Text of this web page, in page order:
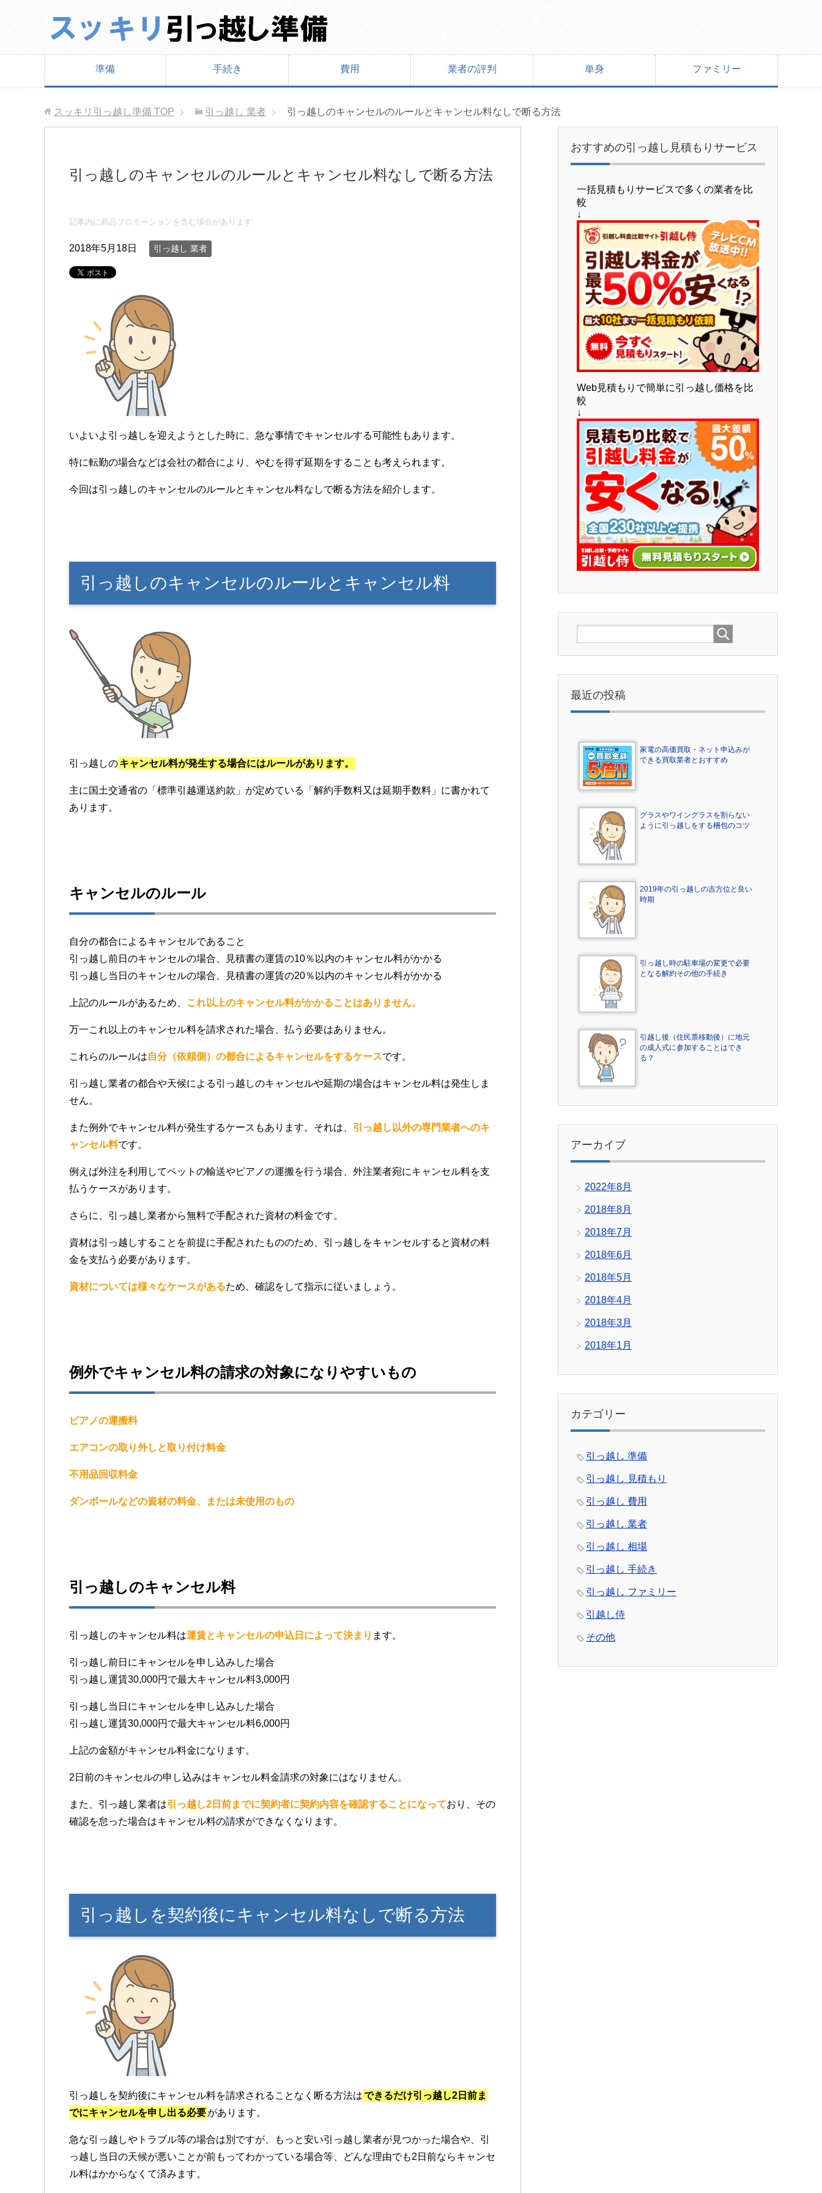
準備 手続き 費用 業者の評判 単身 ファミリー
スッキリ引っ越し準備 TOP 引っ越し 業者 引っ越しのキャンセルのルールとキャンセル料なしで断る方法
引っ越しのキャンセルのルールとキャンセル料なしで断る方法
記事内に商品プロモーションを含む場合があります
2018年5月18日 引っ越し 業者
いよいよ引っ越しを迎えようとした時に、急な事情でキャンセルする可能性もあります。
特に転勤の場合などは会社の都合により、やむを得ず延期をすることも考えられます。
今回は引っ越しのキャンセルのルールとキャンセル料なしで断る方法を紹介します。
引っ越しのキャンセルのルールとキャンセル料
引っ越しのキャンセル料が発生する場合にはルールがあります。
主に国土交通省の「標準引越運送約款」が定めている「解約手数料又は延期手数料」に書かれて
あります。
キャンセルのルール
自分の都合によるキャンセルであること
引っ越し前日のキャンセルの場合、見積書の運賃の10％以内のキャンセル料がかかる
引っ越し当日のキャンセルの場合、見積書の運賃の20％以内のキャンセル料がかかる
上記のルールがあるため、 これ以上のキャンセル料がかかることはありません。
万一これ以上のキャンセル料を請求された場合、払う必要はありません。
これらのルールは自分（依頼側）の都合によるキャンセルをするケースです。
引っ越し業者の都合や天候による引っ越しのキャンセルや延期の場合はキャンセル料は発生しま
せん。
また例外でキャンセル料が発生するケースもあります。それは、 引っ越し以外の専門業者へのキ
ャンセル料です。
例えば外注を利用してペットの輸送やピアノの運搬を行う場合、外注業者宛にキャンセル料を支
払うケースがあります。
さらに、引っ越し業者から無料で手配された資材の料金です。
資材は引っ越しすることを前提に手配されたもののため、引っ越しをキャンセルすると資材の料
金を支払う必要があります。
資材については様々なケースがあるため、確認をして指示に従いましょう。
例外でキャンセル料の請求の対象になりやすいもの
ピアノの運搬料
エアコンの取り外しと取り付け料金
不用品回収料金
ダンボールなどの資材の料金、または未使用のもの
引っ越しのキャンセル料
引っ越しのキャンセル料は運賃とキャンセルの申込日によって決まり ます。
引っ越し前日にキャンセルを申し込みした場合
引っ越し運賃30,000円で最大キャンセル料3,000円
引っ越し当日にキャンセルを申し込みした場合
引っ越し運賃30,000円で最大キャンセル料6,000円
上記の金額がキャンセル料金になります。
2日前のキャンセルの申し込みはキャンセル料金請求の対象にはなりません。
また、引っ越し業者は引っ越し2日前までに契約者に契約内容を確認することになっており、その
確認を怠った場合はキャンセル料の請求ができなくなります。
引っ越しを契約後にキャンセル料なしで断る方法
引っ越しを契約後にキャンセル料を請求されることなく断る方法はできるだけ引っ越し2日前ま
でにキャンセルを申し出る必要があります。
急な引っ越しやトラブル等の場合は別ですが、もっと安い引っ越し業者が見つかった場合や、引
っ越し当日の天候が悪いことが前もってわかっている場合等、どんな理由でも2日前ならキャンセ
ル料はかからなくて済みます。
おすすめの引っ越し見積もりサービス
一括見積もりサービスで多くの業者を比
較
↓
Web見積もりで簡単に引っ越し価格を比
較
↓
最近の投稿
家電の高価買取・ネット申込みが
できる買取業者とおすすめ
グラスやワイングラスを割らない
ように引っ越しをする梱包のコツ
2019年の引っ越しの吉方位と良い
時期
引っ越し時の駐車場の変更で必要
となる解約その他の手続き
引越し後（住民票移動後）に地元
の成人式に参加することはでき
る？
アーカイブ
2022年8月
2018年8月
2018年7月
2018年6月
2018年5月
2018年4月
2018年3月
2018年1月
カテゴリー
引っ越し 準備
引っ越し 見積もり
引っ越し 費用
引っ越し 業者
引っ越し 相場
引っ越し 手続き
引っ越し ファミリー
引越し侍
その他